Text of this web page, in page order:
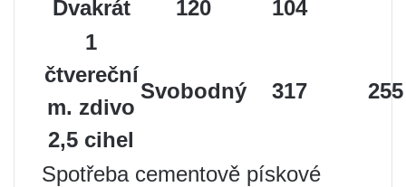
Dvakrát 120
104
1
čtvereční
m. zdivo
2,5 cihel
Svobodný 317 255
Spotřeba cementově pískové